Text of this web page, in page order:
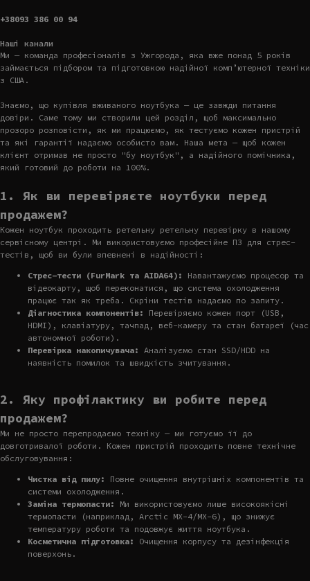
+38093 386 00 94
Наші канали
Ми — команда професіоналів з Ужгорода, яка вже понад 5 років
займається підбором та підготовкою надійної комп’ютерної техніки
з США.
Знаємо, що купівля вживаного ноутбука — це завжди питання
довіри. Саме тому ми створили цей розділ, щоб максимально
прозоро розповісти, як ми працюємо, як тестуємо кожен пристрій
та які гарантії надаємо особисто вам. Наша мета — щоб кожен
клієнт отримав не просто "бу ноутбук", а надійного помічника,
який готовий до роботи на 100%.
1. Як ви перевіряєте ноутбуки перед
продажем?
Кожен ноутбук проходить ретельну ретельну перевірку в нашому
сервісному центрі. Ми використовуємо професійне ПЗ для стрес-
тестів, щоб ви були впевнені в надійності:
Стрес-тести (FurMark та AIDA64):
Навантажуємо процесор та
відеокарту, щоб переконатися, що система охолодження
працює так як треба. Скріни тестів надаємо по запиту.
Діагностика компонентів:
Перевіряємо кожен порт (USB,
HDMI), клавіатуру, тачпад, веб-камеру та стан батареї (час
автономної роботи).
Перевірка накопичувача:
Аналізуємо стан SSD/HDD на
наявність помилок та швидкість зчитування.
2. Яку профілактику ви робите перед
продажем?
Ми не просто перепродаємо техніку — ми готуємо її до
довготривалої роботи. Кожен пристрій проходить повне технічне
обслуговування:
Чистка від пилу:
Повне очищення внутрішніх компонентів та
системи охолодження.
Заміна термопасти:
Ми використовуємо лише високоякісні
термопасти (наприклад, Arctic MX-4/MX-6), що знижує
температуру роботи та подовжує життя ноутбука.
Косметична підготовка:
Очищення корпусу та дезінфекція
поверхонь.